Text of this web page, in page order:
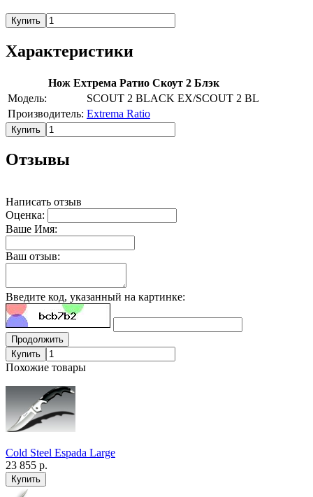
Купить
Характеристики
Нож Ехтрема Ратио Скоут 2 Блэк
Модель:
SCOUT 2 BLACK EX/SCOUT 2 BL
Производитель: Extrema Ratio
Купить
Отзывы
Написать отзыв
Оценка:
Ваше Имя:
Ваш отзыв:
Введите код, указанный на картинке:
Продолжить
Купить
Похожие товары
Cold Steel Espada Large
23 855 р.